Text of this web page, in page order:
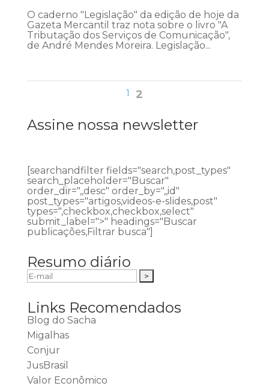
O caderno "Legislação" da edição de hoje da
Gazeta Mercantil traz nota sobre o livro "A
Tributação dos Serviços de Comunicação",
de André Mendes Moreira. Legislação...
1 2
Assine nossa newsletter
[searchandfilter fields="search,post_types"
search_placeholder="Buscar"
order_dir=",,desc" order_by=",,id"
post_types="artigos,videos-e-slides,post"
types=",checkbox,checkbox,select"
submit_label=">" headings="Buscar
publicações,Filtrar busca"]
Resumo diário
Links Recomendados
Blog do Sacha
Migalhas
Conjur
JusBrasil
Valor Econômico